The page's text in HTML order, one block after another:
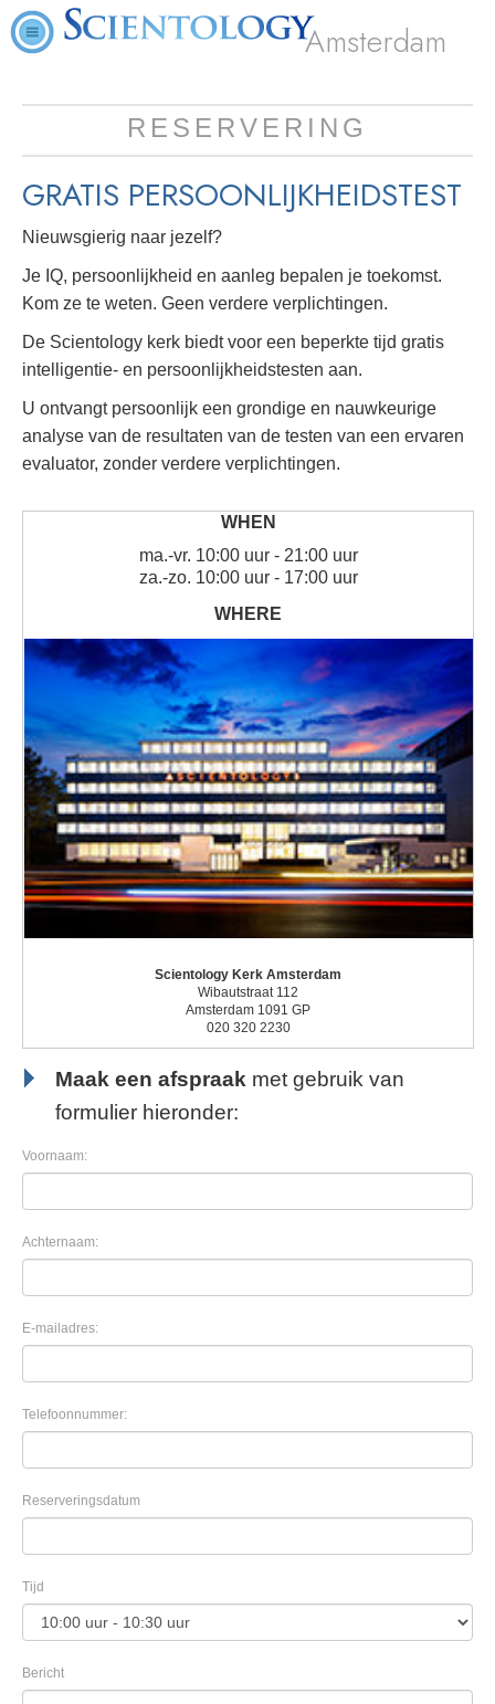
Amsterdam
RESERVERING
GRATIS PERSOONLIJKHEIDSTEST
Nieuwsgierig naar jezelf?
Je IQ, persoonlijkheid en aanleg bepalen je toekomst.
Kom ze te weten. Geen verdere verplichtingen.
De Scientology kerk biedt voor een beperkte tijd gratis
intelligentie- en persoonlijkheidstesten aan.
U ontvangt persoonlijk een grondige en nauwkeurige
analyse van de resultaten van de testen van een ervaren
evaluator, zonder verdere verplichtingen.
ma.-vr. 10:00 uur - 21:00 uur
za.-zo. 10:00 uur - 17:00 uur
Scientology Kerk Amsterdam
Wibautstraat 112
Amsterdam 1091 GP
020 320 2230
Maak een afspraak met gebruik van
formulier hieronder:
Voornaam:
Achternaam:
E-mailadres:
Telefoonnummer:
Reserveringsdatum
Tijd
Bericht